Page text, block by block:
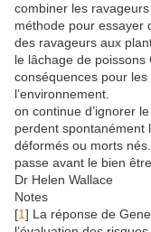
combiner les
méthode pour essayer
des ravageurs aux
le lâchage de
conséquences pour
l’environnement.
on continue d’ignorer
perdent spontanément
déformés ou morts
passe avant le bien
Dr Helen Wallace
Notes
[1] La réponse de